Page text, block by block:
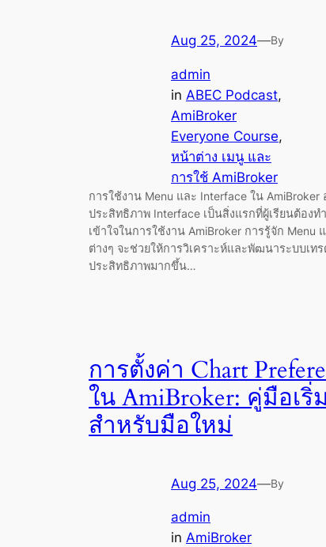
Aug 25, 2024—By
admin
in ABEC Podcast
AmiBroker
Everyone Course
หน้าต่าง เมนู และ
การใช้ AmiBroker
การใช้งาน Menu และ Interface ใน AmiBroker
ประสิทธิภาพ Interface เป็นสิ่งแรกที่ผู้เรียนต้องท
เข้าใจในการใช้งาน AmiBroker การรู้จัก Menu
ต่างๆ จะช่วยให้การวิเคราะห์และพัฒนาระบบเท
ประสิทธิภาพมากขึ้น…
การตั้งค่า Chart
ใน AmiBroker: คู่มือเริ่
สำหรับมือใหม่
Aug 25, 2024—By
admin
in AmiBroker